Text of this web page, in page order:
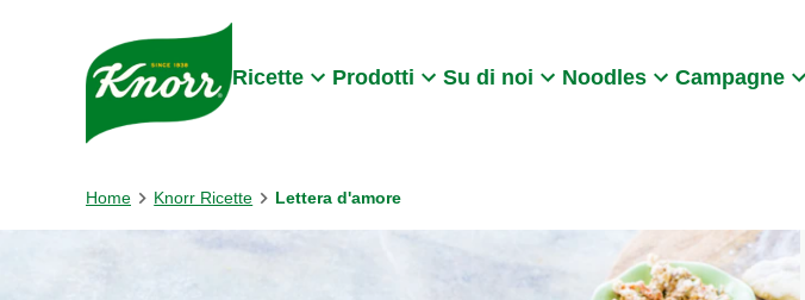
Skip to:
Ricette Prodotti Su di noi Noodles Campagne
Home Knorr Ricette Lettera d'amore